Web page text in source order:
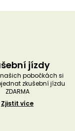
jízdy
pobočkách si
zkušební jízdu
ZDARMA
Zjistit více